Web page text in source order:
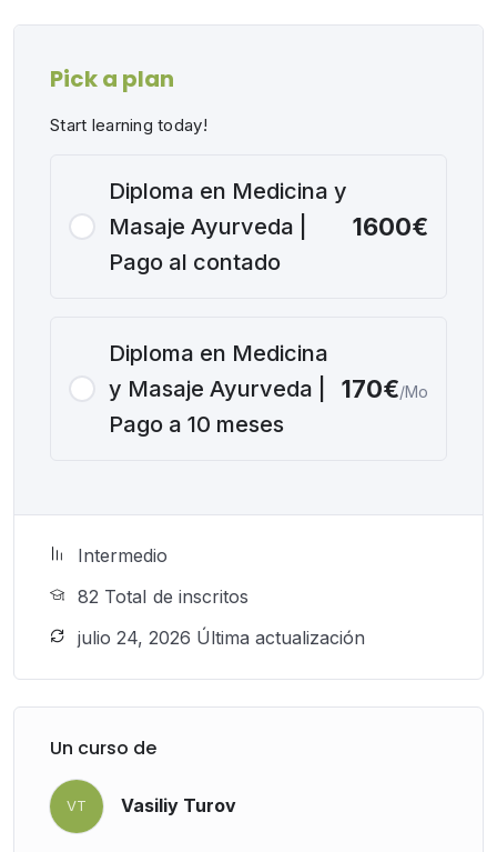
Pick a plan
Start learning today!
Diploma en Medicina y
Masaje Ayurveda |
Pago al contado
1600€
Diploma en Medicina
y Masaje Ayurveda |
Pago a 10 meses
170€/Mo
Intermedio
82 TotaI de inscritos
julio 24, 2026 Última actualización
Un curso de
VT Vasiliy Turov